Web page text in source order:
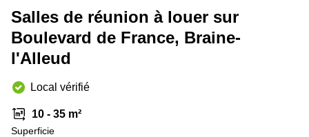
Salles de réunion à louer sur
Boulevard de France, Braine-
l'Alleud
Local vérifié
10 - 35 m²
Superficie